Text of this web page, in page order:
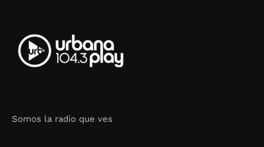
Somos la radio que ves